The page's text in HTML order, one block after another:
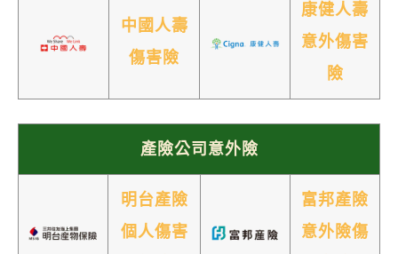
中國人壽
傷害險
康健人壽
意外傷害
險
產險公司意外險
明台產險
個人傷害
富邦產險
意外險傷